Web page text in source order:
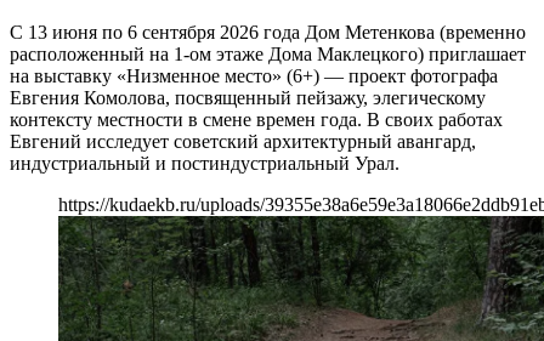
С 13 июня по 6 сентября 2026 года Дом Метенкова (временно
расположенный на 1-ом этаже Дома Маклецкого) приглашает
на выставку «Низменное место» (6+) — проект фотографа
Евгения Комолова, посвященный пейзажу, элегическому
контексту местности в смене времен года. В своих работах
Евгений исследует советский архитектурный авангард,
индустриальный и постиндустриальный Урал.
https://kudaekb.ru/uploads/